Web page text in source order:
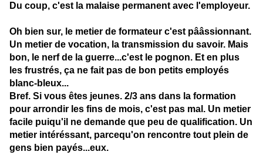
Du coup, c'est la malaise permanent avec l'employeur.
Oh bien sur, le metier de formateur c'est pââssionnant.
Un metier de vocation, la transmission du savoir. Mais
bon, le nerf de la guerre...c'est le pognon. Et en plus
les frustrés, ça ne fait pas de bon petits employés
blanc-bleux...
Bref. Si vous êtes jeunes. 2/3 ans dans la formation
pour arrondir les fins de mois, c'est pas mal. Un metier
facile puiqu'il ne demande que peu de qualification. Un
metier intéréssant, parcequ'on rencontre tout plein de
gens bien payés...eux.